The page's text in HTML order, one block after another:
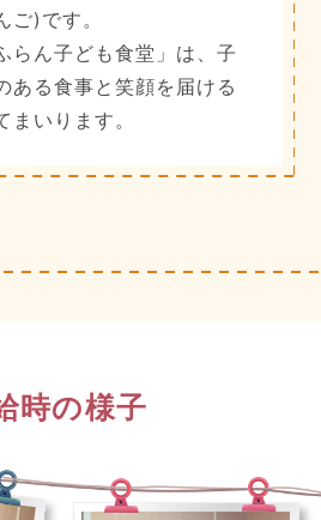
ご)です。
らん子ども食堂」は、子
ある食事と笑顔を届ける
まいります。
時の様子